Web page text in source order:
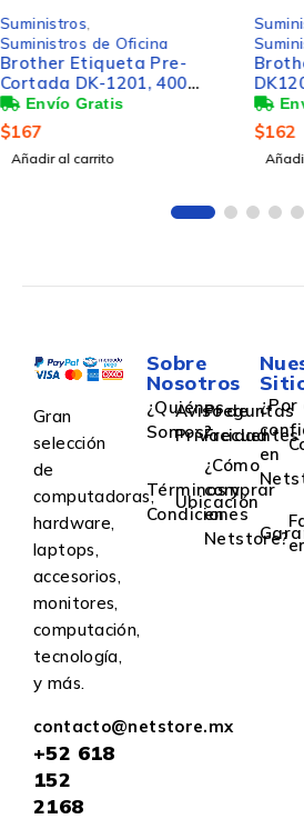
Suministros
Suministros de Oficina
Brother Rollo Etiqueta
DK1204, 17 x 54mm, 400
Etiquetas, para Brother
QL-500/QL-550
$162
Añadir al carrito
$542
Gran
selección
de
computadoras,
hardware,
laptops,
accesorios,
monitores,
computación,
tecnología,
y más.
contacto@netstore.mx
+52 618
152
2168
Sobre
Nosotros
¿Quiénes
Somos?
Aviso de
Privacidad
Preguntas
Frecuentes
Términos y
Condiciones
Ubicación
¿Cómo
comprar
en
Netstore?
¿Por
en